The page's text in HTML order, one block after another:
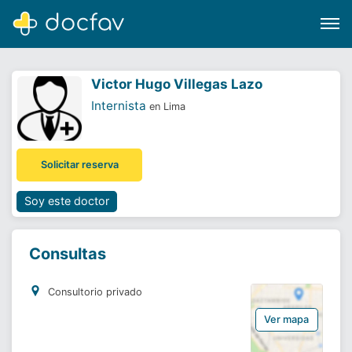
Software para clínicas
¿Eres un doctor?
Victor Hugo Villegas Lazo
Internista en Lima
Solicitar reserva
Soy este doctor
Consultas
Consultorio privado
Ver mapa